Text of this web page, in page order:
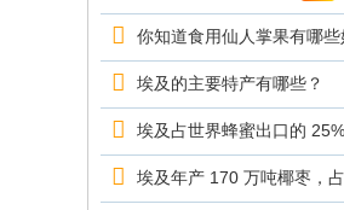
你知道食用仙人掌果有哪些
埃及的主要特产有哪些？
埃及占世界蜂蜜出口的 25%
埃及年产 170 万吨椰枣，